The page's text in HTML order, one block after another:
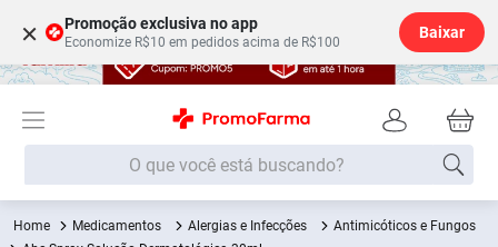
× Promoção exclusiva no app
Economize R$10 em pedidos acima de R$100
Baixar
O que você está buscando?
Medicamentos Alergias e Infecções
Antimicóticos e Fungos
Termos mais buscados